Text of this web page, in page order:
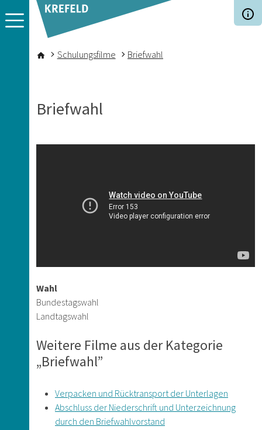
Direkt zum Inhalt
Pfadnavigation
Schulungsfilme Briefwahl
Briefwahl
Wahl
Bundestagswahl
Landtagswahl
Weitere Filme aus der Kategorie
„Briefwahl”
Verpacken und Rücktransport der Unterlagen
Abschluss der Niederschrift und Unterzeichnung
durch den Briefwahlvorstand